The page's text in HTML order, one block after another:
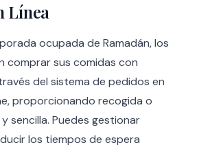
Línea
ocupada de Ramadán, los
comprar sus comidas con
del sistema de pedidos en
proporcionando recogida o
sencilla. Puedes gestionar
los tiempos de espera